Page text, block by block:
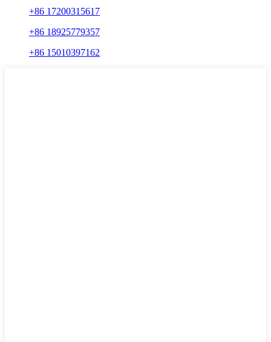
+86 17200315617
+86 18925779357
+86 15010397162